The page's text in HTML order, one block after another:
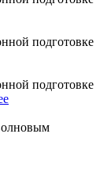
подготовке
подготовке